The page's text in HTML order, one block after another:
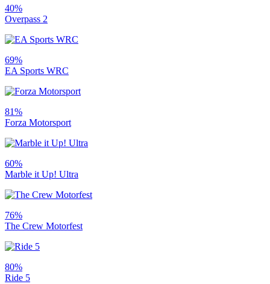
40%
Overpass 2
69%
EA Sports WRC
81%
Forza Motorsport
60%
Marble it Up! Ultra
76%
The Crew Motorfest
80%
Ride 5